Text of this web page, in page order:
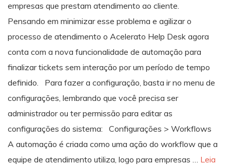
empresas que prestam atendimento ao cliente.
Pensando em minimizar esse problema e agilizar o
processo de atendimento o Acelerato Help Desk agora
conta com a nova funcionalidade de automação para
finalizar tickets sem interação por um período de tempo
definido. Para fazer a configuração, basta ir no menu de
configurações, lembrando que você precisa ser
administrador ou ter permissão para editar as
configurações do sistema: Configurações > Workflows
A automação é criada como uma ação do workflow que a
equipe de atendimento utiliza, logo para empresas … Leia